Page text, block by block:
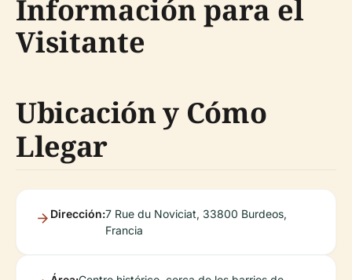
Información para el
Visitante
Ubicación y Cómo
Llegar
Dirección:7 Rue du Noviciat, 33800 Burdeos,
Francia